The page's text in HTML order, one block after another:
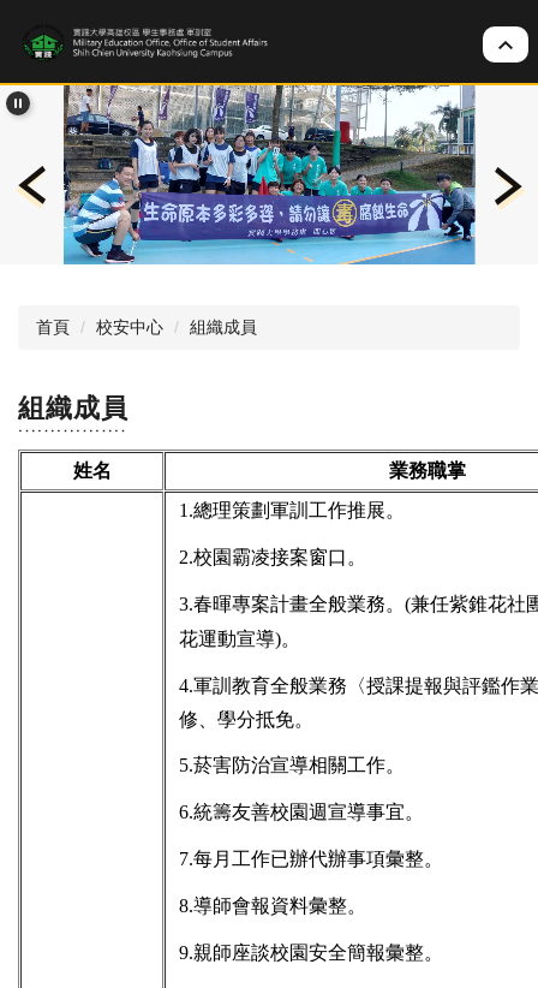
到
要
內
首頁 校安中心 組織成員
組織成員
姓名 業務職掌
1.總理策劃軍訓工作推展。
2.校園霸凌接案窗口。
3.春暉專案計畫全般業務。(兼任紫錐花社
花運動宣導)。
4.軍訓教育全般業務〈授課提報與評鑑作
修、學分抵免。
5.菸害防治宣導相關工作。
6.統籌友善校園週宣導事宜。
7.每月工作已辦代辦事項彙整。
8.導師會報資料彙整。
9.親師座談校園安全簡報彙整。